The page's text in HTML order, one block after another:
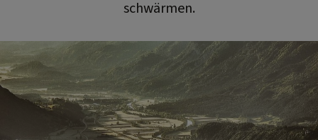
schwärmen.